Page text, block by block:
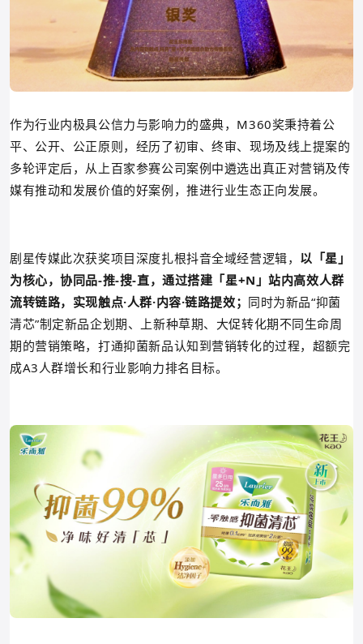
作为行业内极具公信力与影响力的盛典， M360奖秉持着公
平、公开、公正原则，经历了初审、终审、现场及线上提案的
多轮评定后， 从 上百家参赛公司案例中遴选出真正对营销及传
媒有推动和发展价值的好案例，推进行业生态正向发展。
剧星传媒此次获奖项目深度扎根抖音全域经营逻辑， 以「星」
为核心，协同品-推-搜-直，通过搭建 「星+N 」站内高效人群
流转链路，实现触点·人群·内容·链路提效； 同时为新品“抑菌
清芯”制定新品企划期、 上新种草期、 大促转化期不同生命周
期的营销策略，打通抑菌新品认知到营销转化的过程， 超额完
成A3人群增长和行业影响力排名目标。